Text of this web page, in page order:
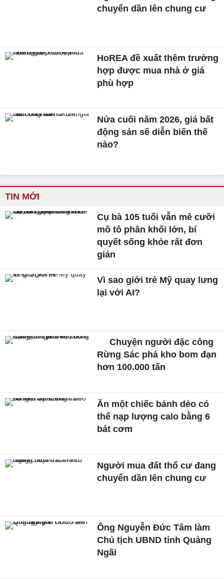
chuyển dần lên chung cư
HoREA đề xuất thêm trường
hợp được mua nhà ở giá
phù hợp
Nửa cuối năm 2026, giá bất
động sản sẽ diễn biến thế
nào?
TIN MỚI
Cụ bà 105 tuổi vẫn mê cưỡi
mô tô phân khối lớn, bí
quyết sống khỏe rất đơn
giản
Vì sao giới trẻ Mỹ quay lưng
lại với AI?
Chuyện người đặc công
Rừng Sác phá kho bom đạn
hơn 100.000 tấn
Ăn một chiếc bánh dẻo có
thể nạp lượng calo bằng 6
bát cơm
Người mua đất thổ cư đang
chuyển dần lên chung cư
Ông Nguyễn Đức Tâm làm
Chủ tịch UBND tỉnh Quảng
Ngãi